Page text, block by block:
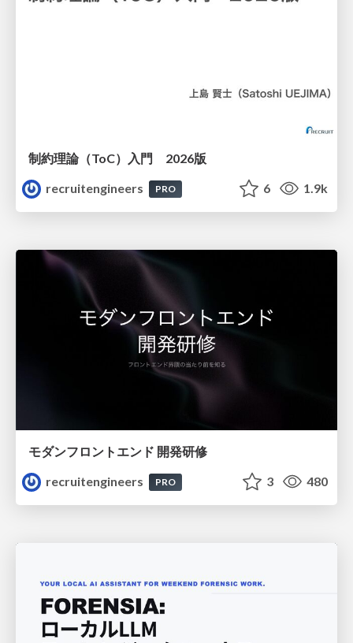
制約理論（ToC）入門 2026版
recruitengineers
PRO 6 1.9k
モダンフロントエンド 開発研修
recruitengineers
PRO 3 480